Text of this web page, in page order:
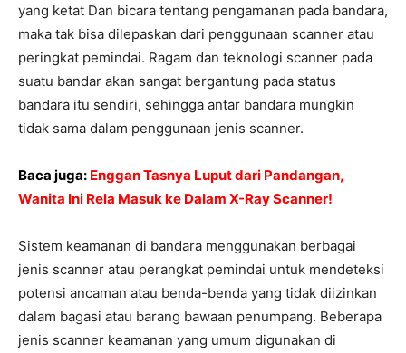
yang ketat Dan bicara tentang pengamanan pada bandara,
maka tak bisa dilepaskan dari penggunaan scanner atau
peringkat pemindai. Ragam dan teknologi scanner pada
suatu bandar akan sangat bergantung pada status
bandara itu sendiri, sehingga antar bandara mungkin
tidak sama dalam penggunaan jenis scanner.
Baca juga: Enggan Tasnya Luput dari Pandangan,
Wanita Ini Rela Masuk ke Dalam X-Ray Scanner!
Sistem keamanan di bandara menggunakan berbagai
jenis scanner atau perangkat pemindai untuk mendeteksi
potensi ancaman atau benda-benda yang tidak diizinkan
dalam bagasi atau barang bawaan penumpang. Beberapa
jenis scanner keamanan yang umum digunakan di